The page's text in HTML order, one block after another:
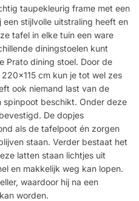
taupekleurig frame met een
stijlvolle uitstraling heeft en
tafel in elke tuin een ware
diningstoelen kunt
Prato dining stoel. Door de
cm kun je tot wel zes
ook niemand last van de
beschikt. Onder deze
De dopjes
als de tafelpoot én zorgen
staan. Verder bestaat het
latten staan lichtjes uit
en makkelijk weg kan lopen.
waardoor hij na een
worden.